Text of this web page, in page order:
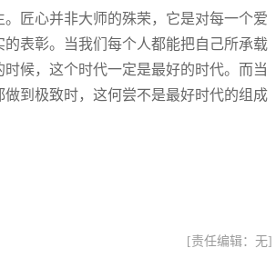
。匠心并非大师的殊荣，它是对每一个爱
的表彰。当我们每个人都能把自己所承载
时候，这个时代一定是最好的时代。而当
做到极致时，这何尝不是最好时代的组成
[责任编辑：无]